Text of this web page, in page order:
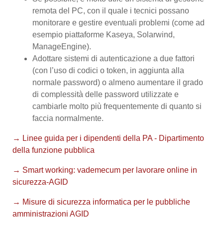
remota del PC, con il quale i tecnici possano
monitorare e gestire eventuali problemi (come ad
esempio piattaforme Kaseya, Solarwind,
ManageEngine).
Adottare sistemi di autenticazione a due fattori
(con l’uso di codici o token, in aggiunta alla
normale password) o almeno aumentare il grado
di complessità delle password utilizzate e
cambiarle molto più frequentemente di quanto si
faccia normalmente.
→ Linee guida per i dipendenti della PA - Dipartimento
della funzione pubblica
→ Smart working: vademecum per lavorare online in
sicurezza-AGID
→ Misure di sicurezza informatica per le pubbliche
amministrazioni AGID